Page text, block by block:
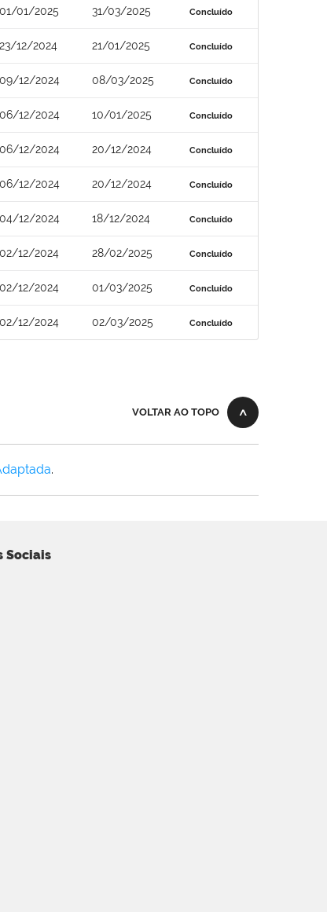
01/01/2025 31/03/2025 Concluído
23/12/2024 21/01/2025 Concluído
09/12/2024 08/03/2025 Concluído
06/12/2024 10/01/2025 Concluído
06/12/2024 20/12/2024 Concluído
06/12/2024 20/12/2024 Concluído
04/12/2024 18/12/2024 Concluído
02/12/2024 28/02/2025 Concluído
02/12/2024 01/03/2025 Concluído
02/12/2024 02/03/2025 Concluído
VOLTAR AO TOPO
.
Sociais